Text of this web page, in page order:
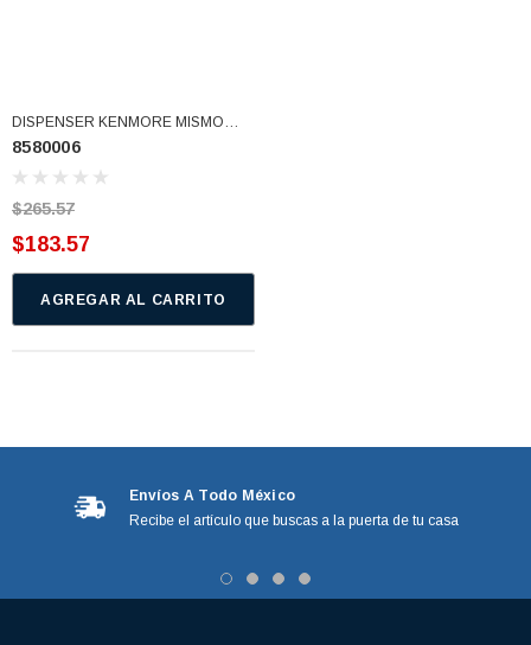
DISPENSER KENMORE MISMO
8543478 (8580006)
8580006
$265.57
$183.57
AGREGAR AL CARRITO
Envíos A Todo México
Recibe el artículo que buscas a la puerta de tu casa